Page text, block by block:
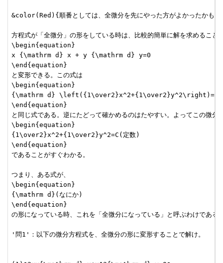
&color(Red){順番としては、全微分を先にやった方がよかったかも
方程式が「全微分」の形をしている時は、比較的簡単に解を求め
\begin{equation}
x {\mathrm d} x + y {\mathrm d} y=0
\end{equation}
と変形できる。この式は
\begin{equation}
{\mathrm d} \left({1\over2}x^2+{1\over2}y^2\right)=0
\end{equation}
と同じ式である。逆にたどって確かめるのはたやすい。よってこの微分
\begin{equation}
{1\over2}x^2+{1\over2}y^2=C(定数)
\end{equation}
であることがすぐわかる。
つまり、ある式が、
\begin{equation}
{\mathrm d}(なにか)
\end{equation}
の形になっている時、これを「全微分になっている」と呼ぶわけ
'問1'：以下の微分方程式を、全微分の形に変形することで解け。